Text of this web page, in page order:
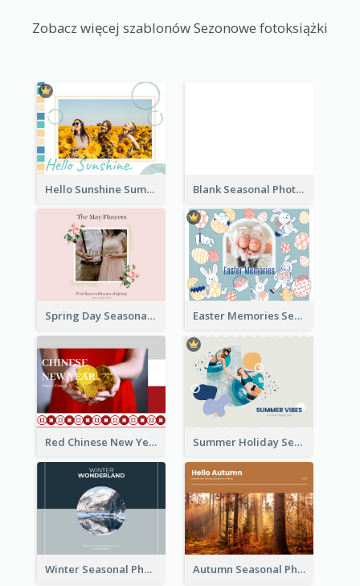
Zobacz więcej szablonów Sezonowe fotoksiążki
Hello Sunshine Summer Holidays Seasonal Photo Book Blank Seasonal Photo Book
Spring Day Seasonal Photo Book Easter Memories Seasonal Photo Book
Red Chinese New Year Seasonal Photo Book Summer Holiday Seasonal Photo Book
Winter Seasonal Photo Book Autumn Seasonal Photo Book